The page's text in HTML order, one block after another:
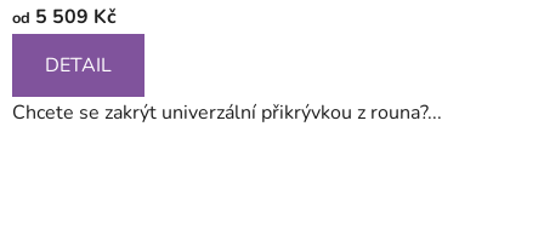
od 5 509 Kč
DETAIL
Chcete se zakrýt univerzální přikrývkou z rouna?...